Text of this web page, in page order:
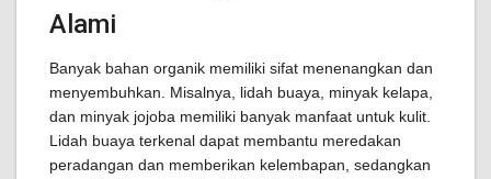
Alami
Banyak bahan organik memiliki sifat menenangkan dan
menyembuhkan. Misalnya, lidah buaya, minyak kelapa,
dan minyak jojoba memiliki banyak manfaat untuk kulit.
Lidah buaya terkenal dapat membantu meredakan
peradangan dan memberikan kelembapan, sedangkan